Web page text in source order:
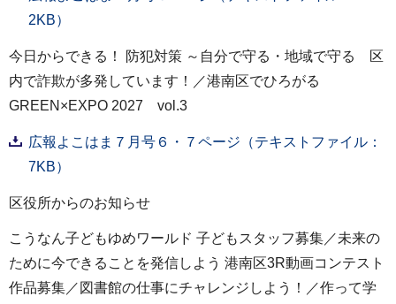
2KB）
今日からできる！ 防犯対策 ～自分で守る・地域で守る 区
内で詐欺が多発しています！／港南区でひろがる
GREEN×EXPO 2027 vol.3
広報よこはま７月号６・７ページ（テキストファイル：
7KB）
区役所からのお知らせ
こうなん子どもゆめワールド 子どもスタッフ募集／未来の
ために今できることを発信しよう 港南区3R動画コンテスト
作品募集／図書館の仕事にチャレンジしよう！／作って学